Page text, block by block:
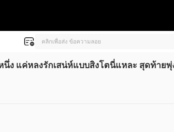
ง แค่หลงรักเสน่ห์แบบสิงโตนี่แหละ สุดท้ายพุ่